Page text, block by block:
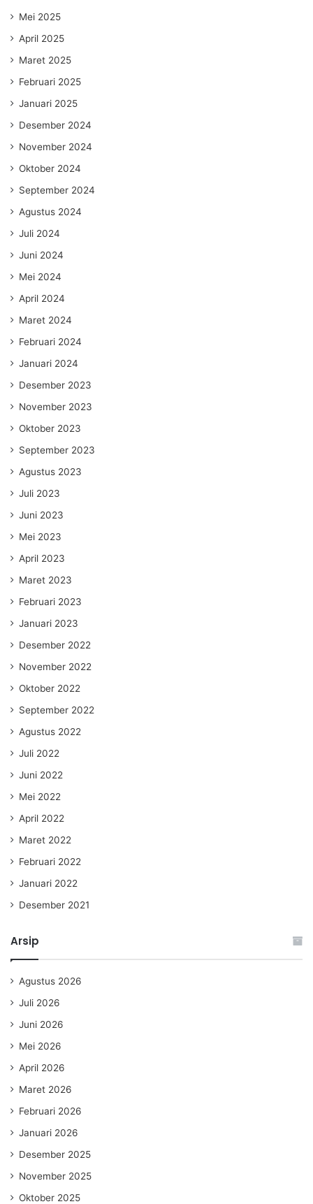
Mei 2025
April 2025
Maret 2025
Februari 2025
Januari 2025
Desember 2024
November 2024
Oktober 2024
September 2024
Agustus 2024
Juli 2024
Juni 2024
Mei 2024
April 2024
Maret 2024
Februari 2024
Januari 2024
Desember 2023
November 2023
Oktober 2023
September 2023
Agustus 2023
Juli 2023
Juni 2023
Mei 2023
April 2023
Maret 2023
Februari 2023
Januari 2023
Desember 2022
November 2022
Oktober 2022
September 2022
Agustus 2022
Juli 2022
Juni 2022
Mei 2022
April 2022
Maret 2022
Februari 2022
Januari 2022
Desember 2021
Arsip
Agustus 2026
Juli 2026
Juni 2026
Mei 2026
April 2026
Maret 2026
Februari 2026
Januari 2026
Desember 2025
November 2025
Oktober 2025